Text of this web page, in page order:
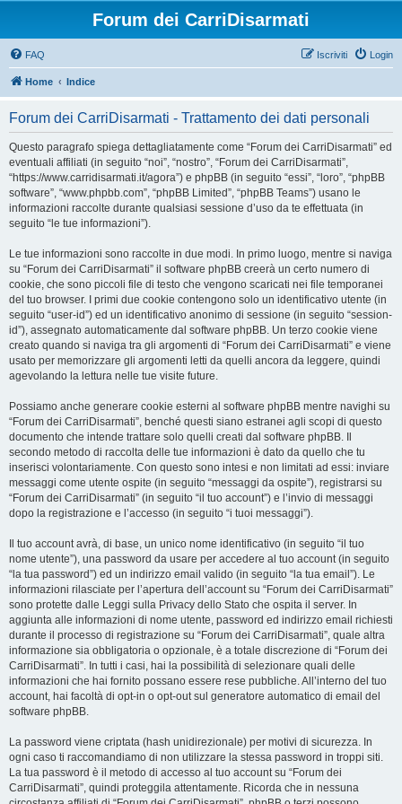
Forum dei CarriDisarmati
FAQ Login
Iscriviti
Home Indice
Forum dei CarriDisarmati - Trattamento dei dati personali
Questo paragrafo spiega dettagliatamente come “Forum dei CarriDisarmati” ed
eventuali affiliati (in seguito “noi”, “nostro”, “Forum dei CarriDisarmati”,
“https://www.carridisarmati.it/agora”) e phpBB (in seguito “essi”, “loro”, “phpBB
software”, “www.phpbb.com”, “phpBB Limited”, “phpBB Teams”) usano le
informazioni raccolte durante qualsiasi sessione d’uso da te effettuata (in
seguito “le tue informazioni”).
Le tue informazioni sono raccolte in due modi. In primo luogo, mentre si naviga
su “Forum dei CarriDisarmati” il software phpBB creerà un certo numero di
cookie, che sono piccoli file di testo che vengono scaricati nei file temporanei
del tuo browser. I primi due cookie contengono solo un identificativo utente (in
seguito “user-id”) ed un identificativo anonimo di sessione (in seguito “session-
id”), assegnato automaticamente dal software phpBB. Un terzo cookie viene
creato quando si naviga tra gli argomenti di “Forum dei CarriDisarmati” e viene
usato per memorizzare gli argomenti letti da quelli ancora da leggere, quindi
agevolando la lettura nelle tue visite future.
Possiamo anche generare cookie esterni al software phpBB mentre navighi su
“Forum dei CarriDisarmati”, benché questi siano estranei agli scopi di questo
documento che intende trattare solo quelli creati dal software phpBB. Il
secondo metodo di raccolta delle tue informazioni è dato da quello che tu
inserisci volontariamente. Con questo sono intesi e non limitati ad essi: inviare
messaggi come utente ospite (in seguito “messaggi da ospite”), registrarsi su
“Forum dei CarriDisarmati” (in seguito “il tuo account”) e l’invio di messaggi
dopo la registrazione e l’accesso (in seguito “i tuoi messaggi”).
Il tuo account avrà, di base, un unico nome identificativo (in seguito “il tuo
nome utente”), una password da usare per accedere al tuo account (in seguito
“la tua password”) ed un indirizzo email valido (in seguito “la tua email”). Le
informazioni rilasciate per l’apertura dell’account su “Forum dei CarriDisarmati”
sono protette dalle Leggi sulla Privacy dello Stato che ospita il server. In
aggiunta alle informazioni di nome utente, password ed indirizzo email richiesti
durante il processo di registrazione su “Forum dei CarriDisarmati”, quale altra
informazione sia obbligatoria o opzionale, è a totale discrezione di “Forum dei
CarriDisarmati”. In tutti i casi, hai la possibilità di selezionare quali delle
informazioni che hai fornito possano essere rese pubbliche. All’interno del tuo
account, hai facoltà di opt-in o opt-out sul generatore automatico di email del
software phpBB.
La password viene criptata (hash unidirezionale) per motivi di sicurezza. In
ogni caso ti raccomandiamo di non utilizzare la stessa password in troppi siti.
La tua password è il metodo di accesso al tuo account su “Forum dei
CarriDisarmati”, quindi proteggila attentamente. Ricorda che in nessuna